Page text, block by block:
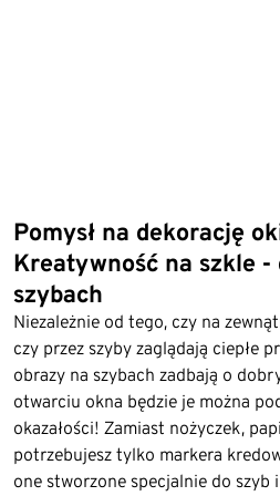
Pomysł na dekorację
Kreatywność na szkle -
szybach
Niezależnie od tego, czy na
czy przez szyby zaglądają ciepłe
obrazy na szybach zadbają o
otwarciu okna będzie je można
okazałości! Zamiast nożyczek,
potrzebujesz tylko markera
one stworzone specjalnie do szyb